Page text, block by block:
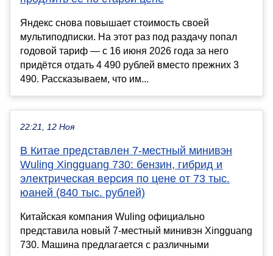
Яндекс снова повышает стоимость своей
мультиподписки. На этот раз под раздачу попал
годовой тариф — с 16 июня 2026 года за него
придётся отдать 4 490 рублей вместо прежних 3
490. Рассказываем, что им...
22:21, 12 Ноя
В Китае представлен 7-местный минивэн
Wuling Xingguang 730: бензин, гибрид и
электрическая версия по цене от 73 тыс.
юаней (840 тыс. рублей)
Китайская компания Wuling официально
представила новый 7-местный минивэн Xingguang
730. Машина предлагается с различными